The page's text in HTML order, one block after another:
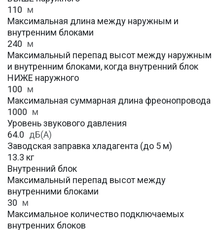
110 м
Максимальная длина между наружным и
внутренним блоками
240 м
Максимальный перепад высот между наружным
и внутренним блоками, когда внутренний блок
НИЖЕ наружного
100 м
Максимальная суммарная длина фреонопровода
1000 м
Уровень звукового давления
64.0 дБ(А)
Заводская заправка хладагента (до 5 м)
13.3 кг
Внутренний блок
Максимальный перепад высот между
внутренними блоками
30 м
Максимальное количество подключаемых
внутренних блоков